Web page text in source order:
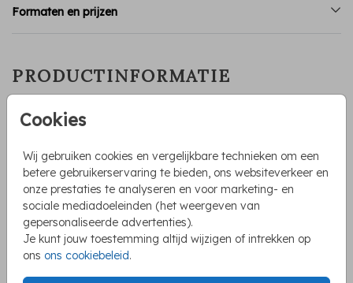
Cookies
Wij gebruiken cookies en vergelijkbare technieken om een
betere gebruikerservaring te bieden, ons websiteverkeer en
onze prestaties te analyseren en voor marketing- en
sociale mediadoeleinden (het weergeven van
gepersonaliseerde advertenties).
Je kunt jouw toestemming altijd wijzigen of intrekken op
ons ons cookiebeleid.
Formaten en prijzen
PRODUCTINFORMATIE
OMSCHRIJVING
staat voorop een mama beer en twee kleine beren,
waarvan er eentje op een boomstam zit. De illustraties zijn
uniek en eenvoudig aan te passen op het kaartje. Met deze
tweeling geboortekaart heb je echt iets bijzonders in
handen.Toon meer
COLLECTIE